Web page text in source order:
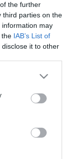
the further
third parties on the
information may
the IAB’s List of
it to other
or more Google
You may click to
party tags to
in below Google